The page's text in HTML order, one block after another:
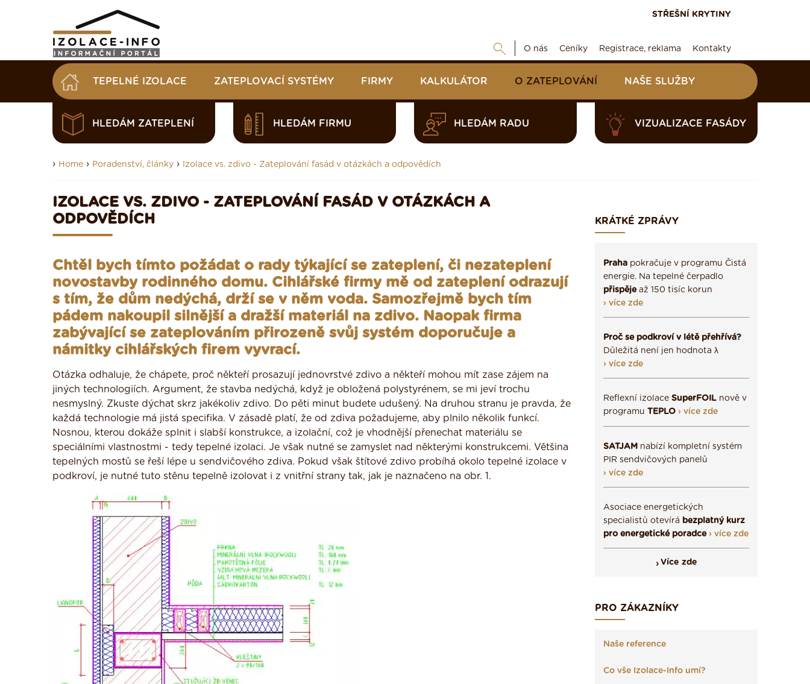
STŘEŠNÍ KRYTINY
O nás Ceníky Registrace, reklama Kontakty
TEPELNÉ IZOLACE ZATEPLOVACÍ SYSTÉMY FIRMY KALKULÁTOR O ZATEPLOVÁNÍ NAŠE SLUŽBY
HLEDÁM ZATEPLENÍ HLEDÁM FIRMU HLEDÁM RADU VIZUALIZACE FASÁDY
› Home › Poradenství, články › Izolace vs. zdivo - Zateplování fasád v otázkách a odpovědích
IZOLACE VS. ZDIVO - ZATEPLOVÁNÍ FASÁD V OTÁZKÁCH A
ODPOVĚDÍCH
Chtěl bych tímto požádat o rady týkající se zateplení, či nezateplení
novostavby rodinného domu. Cihlářské firmy mě od zateplení odrazují
s tím, že dům nedýchá, drží se v něm voda. Samozřejmě bych tím
pádem nakoupil silnější a dražší materiál na zdivo. Naopak firma
zabývající se zateplováním přirozeně svůj systém doporučuje a
námitky cihlářských firem vyvrací.
Otázka odhaluje, že chápete, proč někteří prosazují jednovrstvé zdivo a někteří mohou mít zase zájem na
jiných technologiích. Argument, že stavba nedýchá, když je obložená polystyrénem, se mi jeví trochu
nesmyslný. Zkuste dýchat skrz jakékoliv zdivo. Do pěti minut budete udušený. Na druhou stranu je pravda, že
každá technologie má jistá specifika. V zásadě platí, že od zdiva požadujeme, aby plnilo několik funkcí.
Nosnou, kterou dokáže splnit i slabší konstrukce, a izolační, což je vhodnější přenechat materiálu se
speciálními vlastnostmi - tedy tepelné izolaci. Je však nutné se zamyslet nad některými konstrukcemi. Většina
tepelných mostů se řeší lépe u sendvičového zdiva. Pokud však štítové zdivo probíhá okolo tepelné izolace v
podkroví, je nutné tuto stěnu tepelně izolovat i z vnitřní strany tak, jak je naznačeno na obr. 1.
KRÁTKÉ ZPRÁVY
Praha pokračuje v programu Čistá
energie. Na tepelné čerpadlo
přispějeaž 150 tisíc korun
› více zde
Proč se podkroví v létě přehřívá?
Důležitá není jen hodnota λ
› více zde
Reflexní izolace SuperFOIL nově v
programu TEPLO › více zde
SATJAM nabízí kompletní systém
PIR sendvičových panelů
› více zde
Asociace energetických
specialistů otevírá bezplatný kurz
pro energetické poradce › více zde
Více zde
PRO ZÁKAZNÍKY
Naše reference
Co vše Izolace-Info umí?